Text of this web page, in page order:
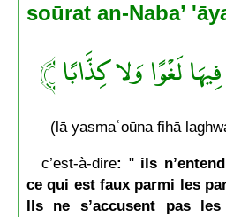
soūrat an-Naba’
لَغْوًا وَلا كِذَّابًا ﴾
(lā yasmaʿoūna fihā
c’est-à-dire: "ils
ce qui est faux parmi les
Ils ne s’accusent pas